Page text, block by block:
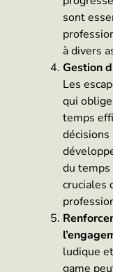
sont
à divers
Gestion
Les
qui
temps
décisions
du temps
cruciales
ludique
game